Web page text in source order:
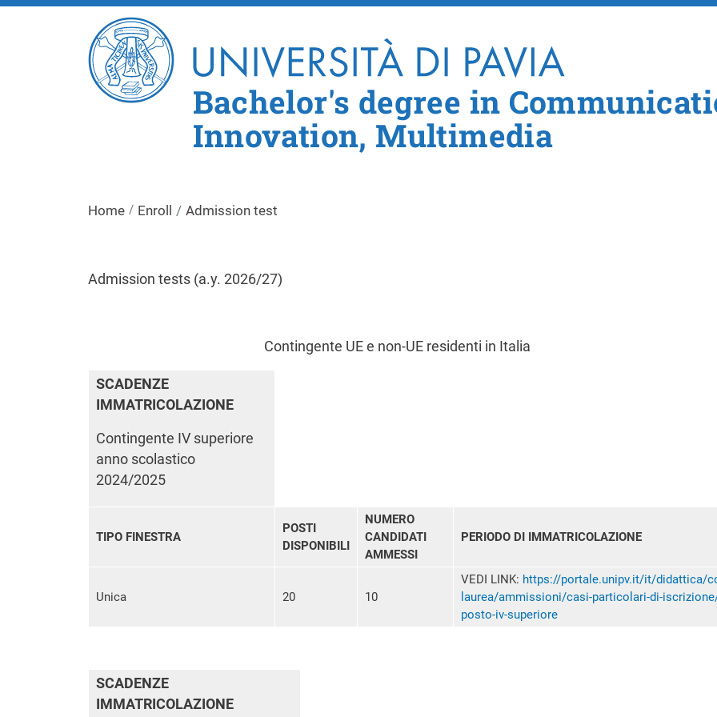
Skip to main content
Bachelor's degree in
Innovation, Multimedia
Home Enroll Admission test
Admission tests (a.y. 2026/27)
Contingente UE e non-UE residenti in Italia
SCADENZE
IMMATRICOLAZIONE
Contingente IV superiore
anno scolastico
2024/2025
TIPO FINESTRA
POSTI
DISPONIBILI
NUMERO
CANDIDATI
AMMESSI
PERIODO DI IMMATRICOLAZIONE
Unica 20 10
VEDI LINK: https://portale.unipv.it/it/didattica/
laurea/ammissioni/casi-particolari-di-
posto-iv-superiore
SCADENZE
IMMATRICOLAZIONE